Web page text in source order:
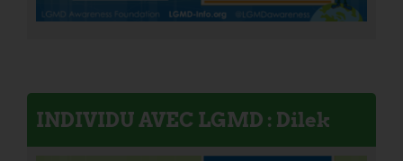
INDIVIDU AVEC LGMD : Dilek